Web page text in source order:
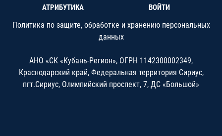
АТРИБУТИКА ВОЙТИ
Политика по защите, обработке и хранению персональных
данных
АНО «СК «Кубань-Регион», ОГРН 1142300002349,
Краснодарский край, Федеральная территория Сириус,
пгт.Сириус, Олимпийский проспект, 7, ДС «Большой»